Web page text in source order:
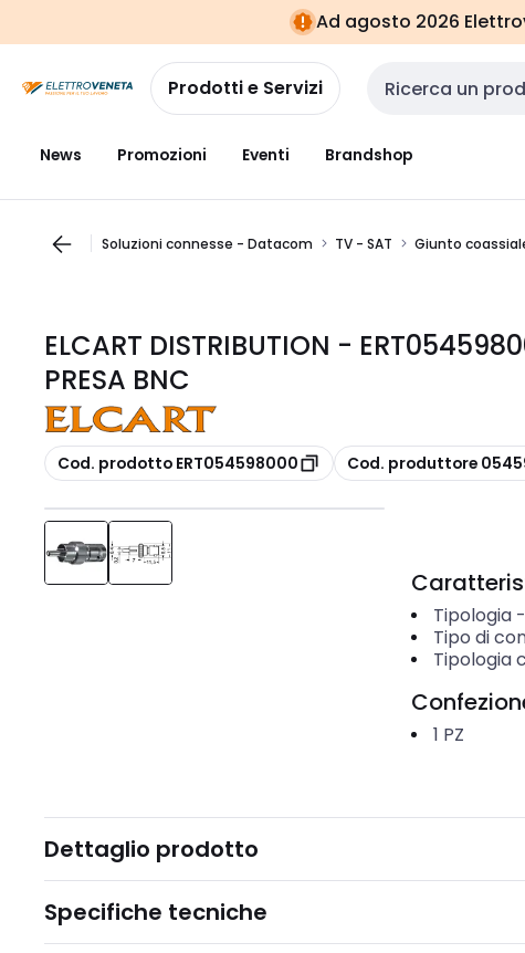
navigazionealla
pagina
Ad agosto 2026
Prodotti e Servizi Cerca input
News Promozioni Eventi Brandshop
Soluzioni connesse - Datacom TV - SAT Giunto
ELCART DISTRIBUTION -
PRESA BNC
copia
Cod. prodotto ERT054598000 copia
Cod. produttore
Tipologia-
Tipo di
Tipologia
1 PZ
Dettaglio prodotto
Specifiche tecniche